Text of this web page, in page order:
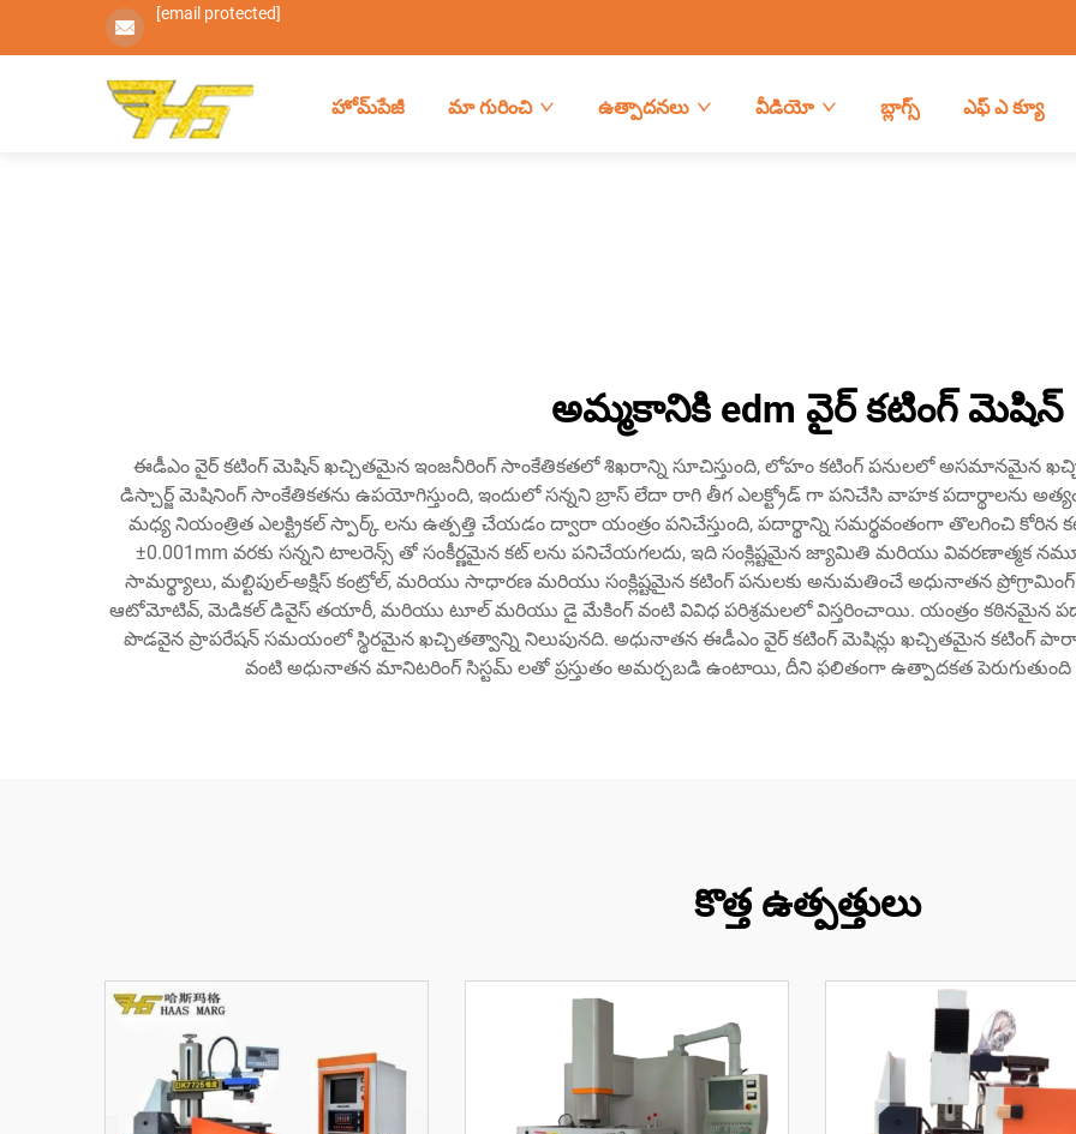
[email protected]
హోమ్‌పేజీ మా గురించి ఉత్పాదనలు వీడియో బ్లాగ్స్ ఎఫ్ ఎ క్యూ
అమ్మకానికి edm వైర్ కటింగ్ మెషిన్
ఈడీఎం వైర్ కటింగ్ మెషిన్ ఖచ్చితమైన ఇంజనీరింగ్ సాంకేతికతలో శిఖరాన్ని సూచిస్తుంది, లోహం కటింగ్ పనులలో అసమానమైన
డిస్చార్జ్ మెషినింగ్ సాంకేతికతను ఉపయోగిస్తుంది, ఇందులో సన్నని బ్రాస్ లేదా రాగి తీగ ఎలక్ట్రోడ్ గా పనిచేసి వాహక పదార్థాలను
మధ్య నియంత్రిత ఎలక్ట్రికల్ స్పార్క్ లను ఉత్పత్తి చేయడం ద్వారా యంత్రం పనిచేస్తుంది, పదార్థాన్ని సమర్థవంతంగా తొలగించి కోరిన
±0.001mm వరకు సన్నని టాలరెన్స్ తో సంకీర్ణమైన కట్ లను పనిచేయగలదు, ఇది సంక్లిష్టమైన జ్యామితి మరియు వివరణాత్మక
సామర్థ్యాలు, మల్టిపుల్-అక్షిస్ కంట్రోల్, మరియు సాధారణ మరియు సంక్లిష్టమైన కటింగ్ పనులకు అనుమతించే అధునాతన
ఆటోమోటివ్, మెడికల్ డివైస్ తయారీ, మరియు టూల్ మరియు డై మేకింగ్ వంటి వివిధ పరిశ్రమలలో విస్తరించాయి. యంత్రం కఠినమైన
పొడవైన ప్రాపరేషన్ సమయంలో స్థిరమైన ఖచ్చితత్వాన్ని నిలుపునది. అధునాతన ఈడీఎం వైర్ కటింగ్ మెషిన్లు ఖచ్చితమైన కటింగ్
వంటి అధునాతన మానిటరింగ్ సిస్టమ్ లతో ప్రస్తుతం అమర్చబడి ఉంటాయి, దీని ఫలితంగా ఉత్పాదకత
కొత్త ఉత్పత్తులు